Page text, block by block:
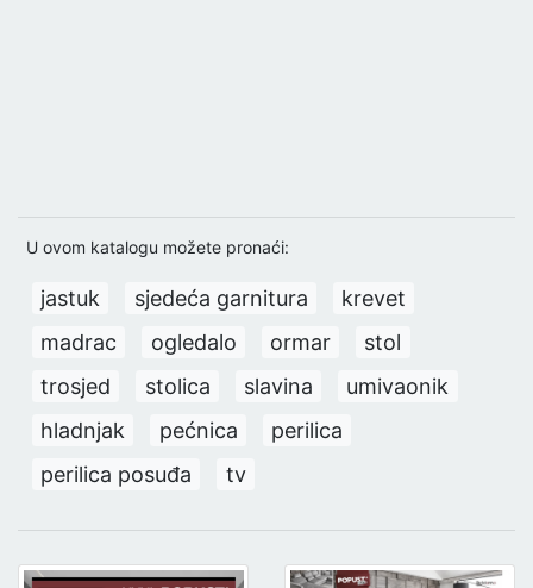
U ovom katalogu možete pronaći:
jastuk sjedeća garnitura
krevet
madrac
ogledalo ormar
stol
trosjed
stolica slavina
umivaonik
hladnjak
pećnica
perilica
perilica posuđa
tv